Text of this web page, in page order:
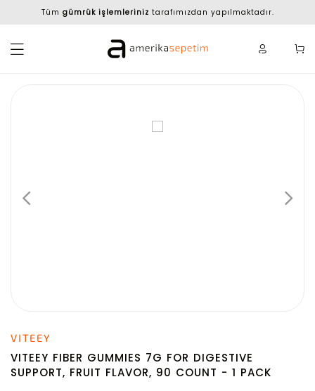
Tüm gümrük işlemleriniz tarafımızdan yapılmaktadır.
VITEEY
VITEEY FIBER GUMMIES 7G FOR DIGESTIVE
SUPPORT, FRUIT FLAVOR, 90 COUNT - 1 PACK